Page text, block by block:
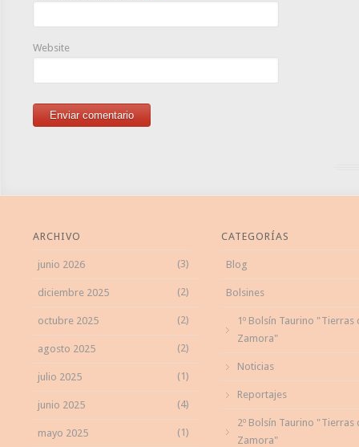
Website
ARCHIVO
junio 2026 (3)
diciembre 2025 (2)
octubre 2025 (2)
agosto 2025 (2)
julio 2025 (1)
junio 2025 (4)
mayo 2025 (1)
CATEGORÍAS
Blog
Bolsines
1º Bolsín Taurino "Tierras
Zamora"
Noticias
Reportajes
2º Bolsín Taurino "Tierras
Zamora"